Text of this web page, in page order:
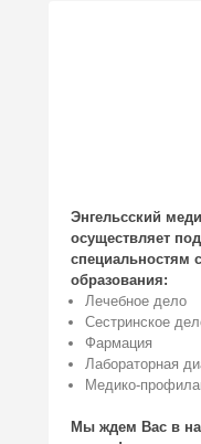
Энгельсский
осуществляет
специальностям
образования:
Лечебное дело
Сестринское
Фармация
Лабораторная
Медико-
Мы ждем Вас в